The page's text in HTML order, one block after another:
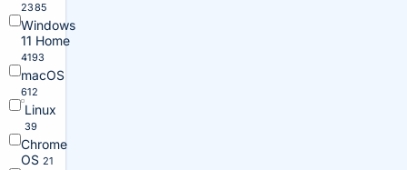
2385
Windows
11 Home
4193
macOS
612
Linux
39
Chrome
OS 21